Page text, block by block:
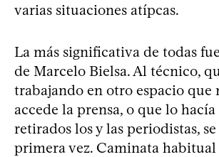
varias situaciones atípcas.
La más significativa de todas
de Marcelo Bielsa. Al técnico,
trabajando en otro espacio que
accede la prensa, o que lo
retirados los y las periodistas,
primera vez. Caminata